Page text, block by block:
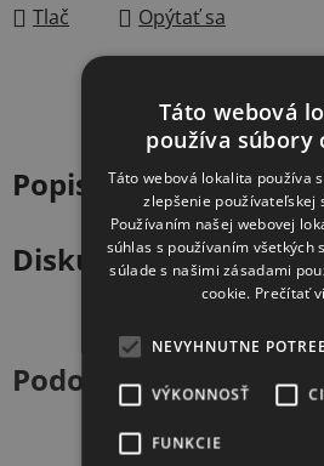
Tlač Opýtať sa
Popis
Diskusia
Podobné produkty
Táto webová
používa súbory
Táto webová lokalita používa
zlepšenie používateľskej
Používaním našej webovej
súhlas s používaním všetkých
súlade s našimi zásadami
cookie. Prečítať
NEVYHNUTNE
VÝKONNOSŤ
FUNKCIE